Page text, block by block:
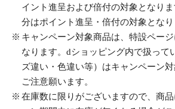
イント進呈および倍付の対象となり
分はポイント進呈・倍付の対象となり
キャンペーン対象商品は、特設ペー
なります。dショッピング内で扱って
ズ違い・色違い等）はキャンペーン
ご注意願います。
在庫数に限りがございますので、商